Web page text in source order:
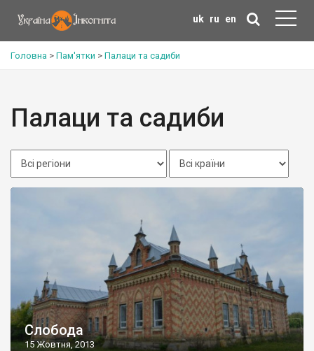
uk ru en
Головна > Пам'ятки > Палаци та садиби
Палаци та садиби
Слобода
15 Жовтня, 2013